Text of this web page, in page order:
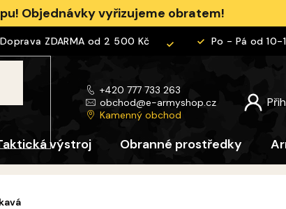
Objednávky vyřizujeme obratem!
ZDARMA od 2 500 Kč Po - Pá od 10-19
+420 777 733 263
obchod@e-armyshop.cz
Kamenný obchod
výstroj Obranné prostředky